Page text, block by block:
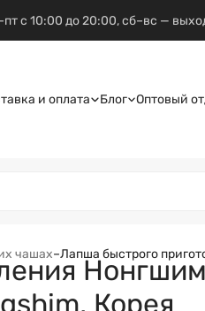
с 10:00 до 20:00, сб–вс —
и оплата Блог Оптовый
чашах–Лапша быстрого
Корея